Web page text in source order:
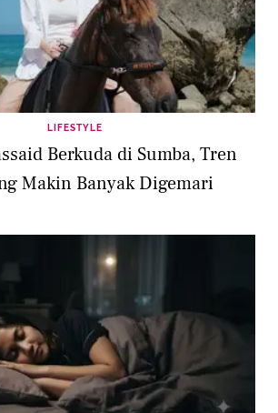
LIFESTYLE
Berkuda di Sumba, Tren
Makin Banyak Digemari